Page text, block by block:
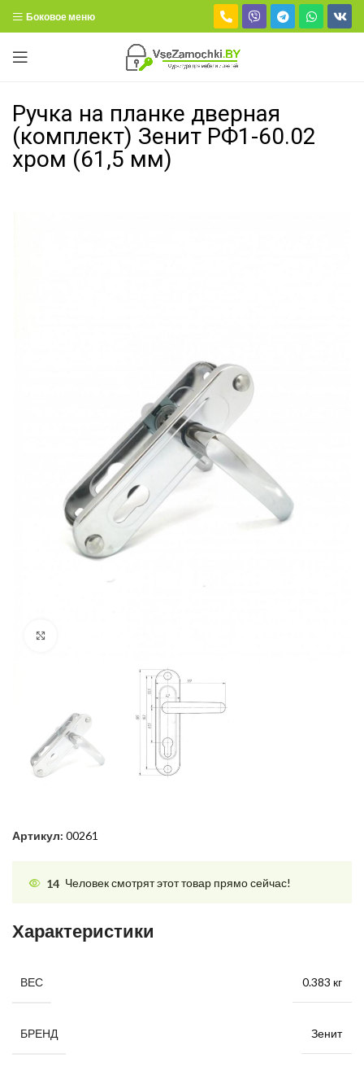
Боковое меню
Ручка на планке дверная
(комплект) Зенит РФ1-60.02
хром (61,5 мм)
Артикул: 00261
14 Человек смотрят этот товар прямо сейчас!
Характеристики
ВЕС 0.383 кг
БРЕНД Зенит